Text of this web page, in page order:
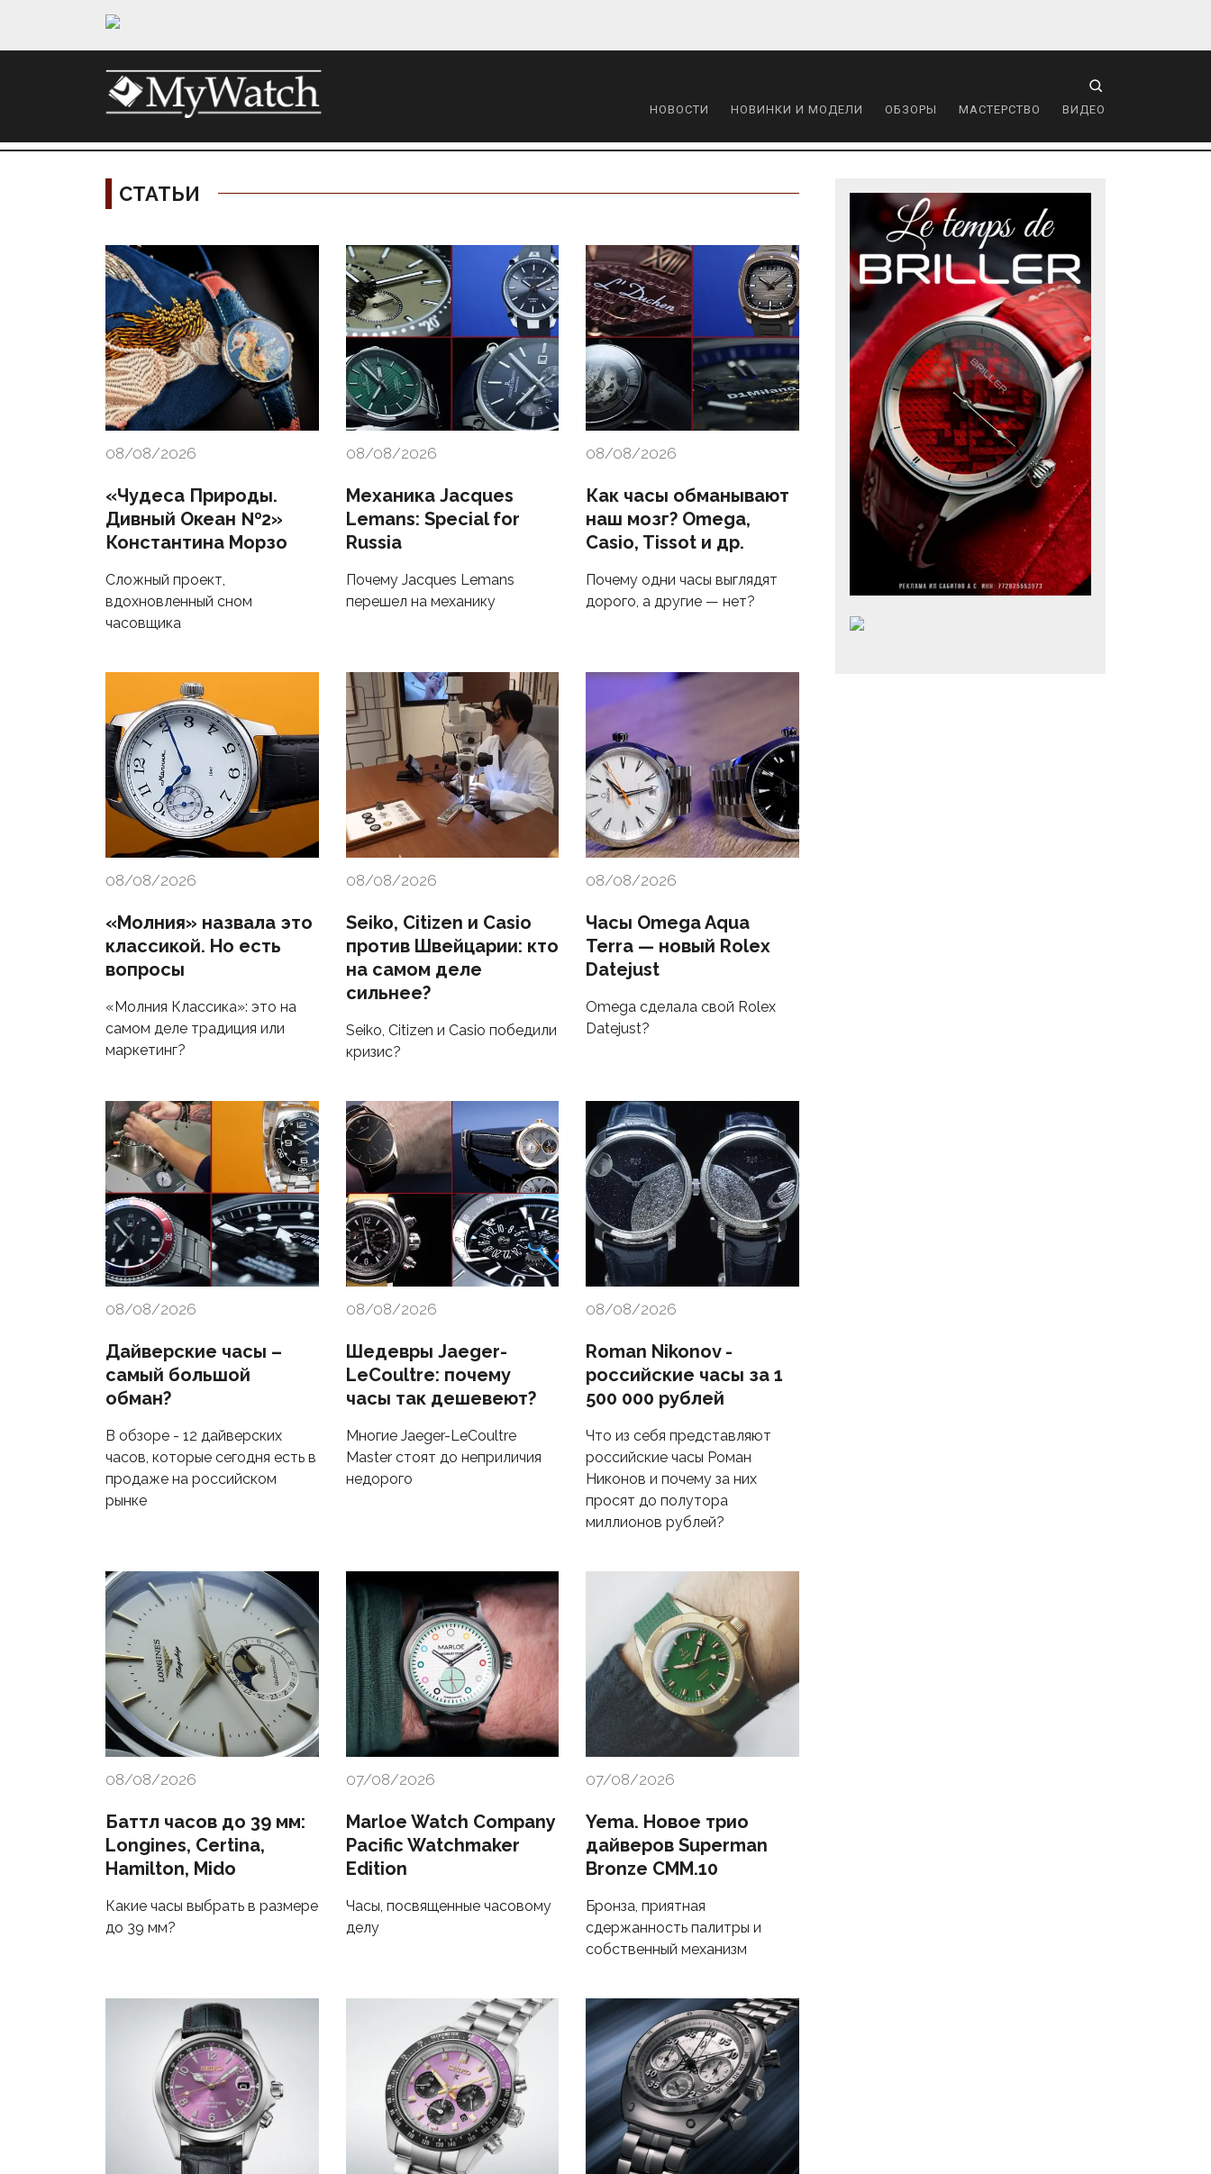
НОВОСТИ НОВИНКИ И МОДЕЛИ ОБЗОРЫ МАСТЕРСТВО ВИДЕО
СТАТЬИ
Материалы
08/08/2026
«Чудеса Природы.
Дивный Океан №2»
Константина Морзо
Сложный проект,
вдохновленный сном
часовщика
08/08/2026
Механика Jacques
Lemans: Special for
Russia
Почему Jacques Lemans
перешел на механику
08/08/2026
Как часы обманывают
наш мозг? Omega,
Casio, Tissot и др.
Почему одни часы выглядят
дорого, а другие — нет?
08/08/2026
«Молния» назвала это
классикой. Но есть
вопросы
«Молния Классика»: это на
самом деле традиция или
маркетинг?
08/08/2026
Seiko, Citizen и Casio
против Швейцарии: кто
на самом деле
сильнее?
Seiko, Citizen и Casio победили
кризис?
08/08/2026
Часы Omega Aqua
Terra — новый Rolex
Datejust
Omega сделала свой Rolex
Datejust?
08/08/2026
Дайверские часы –
самый большой
обман?
В обзоре - 12 дайверских
часов, которые сегодня есть в
продаже на российском
рынке
08/08/2026
Шедевры Jaeger-
LeCoultre: почему
часы так дешевеют?
Многие Jaeger-LeCoultre
Master стоят до неприличия
недорого
08/08/2026
Roman Nikonov -
российские часы за 1
500 000 рублей
Что из себя представляют
российские часы Роман
Никонов и почему за них
просят до полутора
миллионов рублей?
08/08/2026
Баттл часов до 39 мм:
Longines, Certina,
Hamilton, Mido
Какие часы выбрать в размере
до 39 мм?
07/08/2026
Marloe Watch Company
Pacific Watchmaker
Edition
Часы, посвященные часовому
делу
07/08/2026
Yema. Новое трио
дайверов Superman
Bronze CMM.10
Бронза, приятная
сдержанность палитры и
собственный механизм